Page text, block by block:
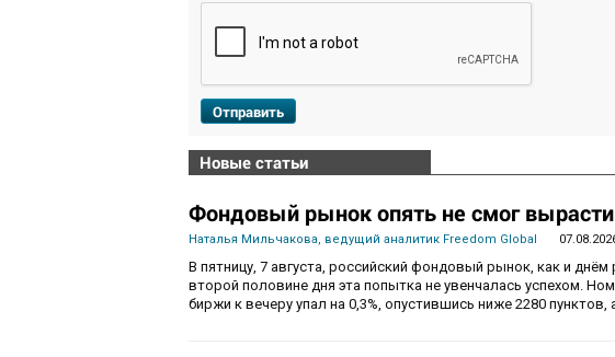
Отправить
Новые статьи
Фондовый рынок опять не смог вырасти
Наталья Мильчакова, ведущий аналитик Freedom Global
В пятницу, 7 августа, российский фондовый рынок, как и
второй половине дня эта попытка не увенчалась успехом.
биржи к вечеру упал на 0,3%, опустившись ниже 2280